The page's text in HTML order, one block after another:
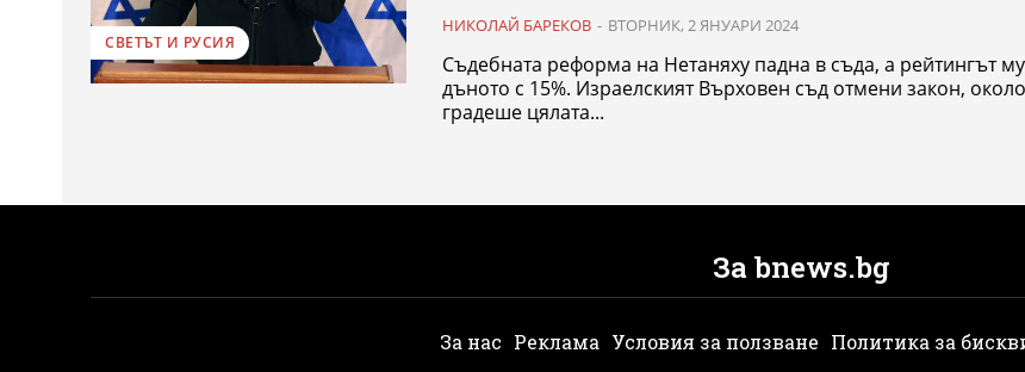
СВЕТЪТ И РУСИЯ
НИКОЛАЙ БАРЕКОВ - ВТОРНИК, 2 ЯНУАРИ 2024
Съдебната реформа на Нетаняху падна в съда, а рейтингът
дъното с 15%. Израелският Върховен съд отмени закон, около който се
градеше цялата...
За bnews.bg
За нас Реклама Условия за ползване Политика за